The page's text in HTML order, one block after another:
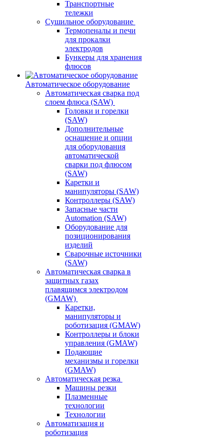
Транспортные
тележки
Сушильное оборудование
Термопеналы и печи
для прокалки
электродов
Бункеры для хранения
флюсов
Автоматическое оборудование
Автоматическая сварка под
слоем флюса (SAW)
Головки и горелки
(SAW)
Дополнительные
оснащение и опции
для оборудования
автоматической
сварки под флюсом
(SAW)
Каретки и
манипуляторы (SAW)
Контроллеры (SAW)
Запасные части
Automation (SAW)
Оборудование для
позиционирования
изделий
Сварочные источники
(SAW)
Автоматическая сварка в
защитных газах
плавящимся электродом
(GMAW)
Каретки,
манипуляторы и
роботизация (GMAW)
Контроллеры и блоки
управления (GMAW)
Подающие
механизмы и горелки
(GMAW)
Автоматическая резка
Машины резки
Плазменные
технологии
Технологии
Автоматизация и
роботизация